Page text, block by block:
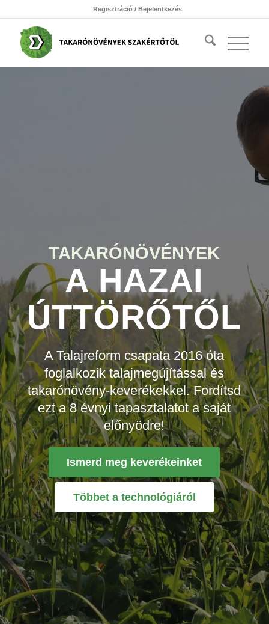
Regisztráció / Bejelentkezés
TAKARÓNÖVÉNYEK
A HAZAI
ÚTTÖRŐTŐL
A Talajreform csapata 2016 óta
foglalkozik talajmegújítással és
takarónövény-keverékekkel. Fordítsd
ezt a 8 évnyi tapasztalatot a saját
előnyödre!
Ismerd meg keverékeinket
Többet a technológiáról